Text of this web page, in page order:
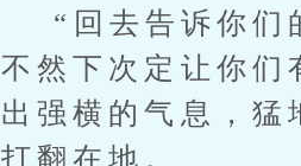
“回去告诉你们
不然下次定让你们
出强横的气息，猛
打翻在地。